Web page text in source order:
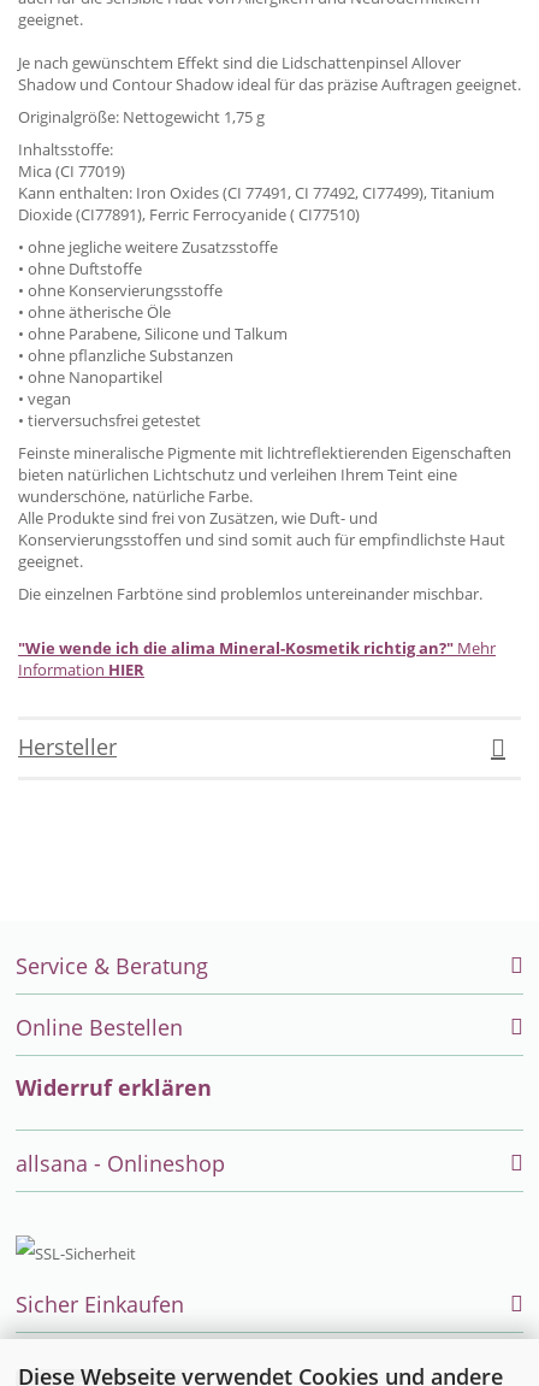
Diese Webseite verwendet Cookies und andere
geeignet.
Je nach gewünschtem Effekt sind die Lidschattenpinsel Allover
Shadow und Contour Shadow ideal für das präzise Auftragen geeignet.
Originalgröße: Nettogewicht 1,75 g
Inhaltsstoffe:
Mica (CI 77019)
Kann enthalten: Iron Oxides (CI 77491, CI 77492, CI77499), Titanium
Dioxide (CI77891), Ferric Ferrocyanide ( CI77510)
• ohne jegliche weitere Zusatzsstoffe
• ohne Duftstoffe
• ohne Konservierungsstoffe
• ohne ätherische Öle
• ohne Parabene, Silicone und Talkum
• ohne pflanzliche Substanzen
• ohne Nanopartikel
• vegan
• tierversuchsfrei getestet
Feinste mineralische Pigmente mit lichtreflektierenden Eigenschaften
bieten natürlichen Lichtschutz und verleihen Ihrem Teint eine
wunderschöne, natürliche Farbe.
Alle Produkte sind frei von Zusätzen, wie Duft- und
Konservierungsstoffen und sind somit auch für empfindlichste Haut
geeignet.
Die einzelnen Farbtöne sind problemlos untereinander mischbar.
"Wie wende ich die alima Mineral-Kosmetik richtig an?" Mehr
Information HIER
Hersteller
Service & Beratung
Online Bestellen
Widerruf erklären
allsana - Onlineshop
Sicher Einkaufen